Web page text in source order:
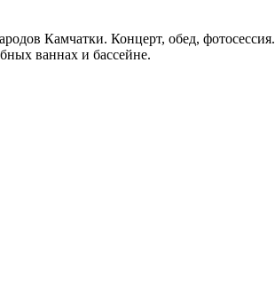
Камчатки. Концерт, обед, фотосессия.
ваннах и бассейне.